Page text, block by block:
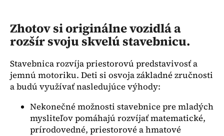
Zhotov si originálne vozidlá a
rozšír svoju skvelú stavebnicu.
Stavebnica rozvíja priestorovú predstavivosť a
jemnú motoriku. Deti si osvoja základné zručnosti
a budú využívať nasledujúce výhody:
Nekonečné možnosti stavebnice pre mladých
mysliteľov pomáhajú rozvíjať matematické,
prírodovedné, priestorové a hmatové